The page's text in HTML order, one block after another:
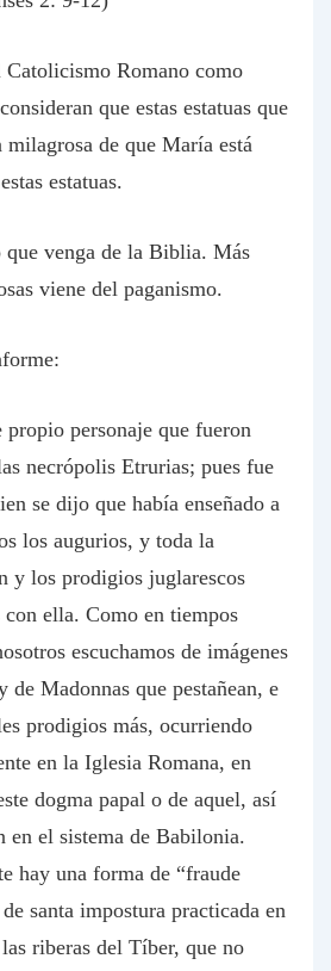
Romano como
que estas estatuas que
milagrosa de que María está
estatuas.
que venga de la Biblia. Más
viene del paganismo.
propio personaje que fueron
necrópolis Etrurias; pues fue
se dijo que había enseñado a
los augurios, y toda la
y los prodigios juglarescos
con ella. Como en tiempos
escuchamos de imágenes
de Madonnas que pestañean, e
prodigios más, ocurriendo
en la Iglesia Romana, en
dogma papal o de aquel, así
en el sistema de Babilonia.
hay una forma de “fraude
santa impostura practicada en
riberas del Tíber, que no